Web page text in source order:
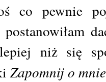
co pewnie
niż się
Zapomnij o